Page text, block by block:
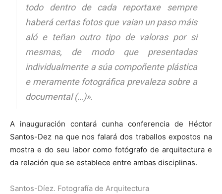
todo dentro de cada reportaxe sempre
haberá certas fotos que vaian un paso máis
aló e teñan outro tipo de valoras por si
mesmas, de modo que presentadas
individualmente a súa compoñente plástica
e meramente fotográfica prevaleza sobre a
documental (…)».
A inauguración contará cunha conferencia de Héctor
Santos-Dez na que nos falará dos traballos expostos na
mostra e do seu labor como fotógrafo de arquitectura e
da relación que se establece entre ambas disciplinas.
Santos-Díez. Fotografía de Arquitectura